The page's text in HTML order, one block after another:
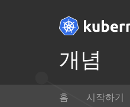
Get
개념
홈 시작하기